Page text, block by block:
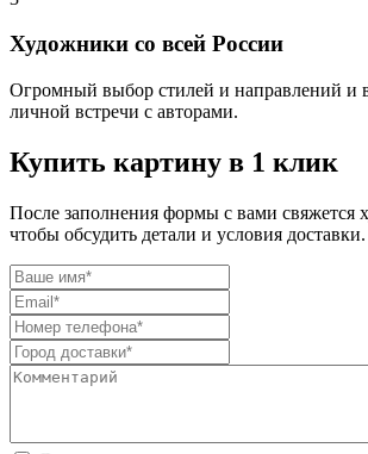
Художники со всей России
Огромный выбор стилей и направлений и
личной встречи с авторами.
Купить картину в 1 клик
После заполнения формы с вами свяжется
чтобы обсудить детали и условия доставки.